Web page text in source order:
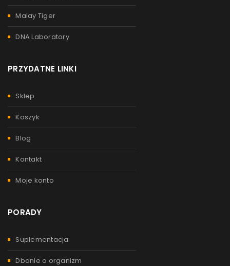
Malay Tiger
DNA Laboratory
PRZYDATNE LINKI
Sklep
Koszyk
Blog
Kontakt
Moje konto
PORADY
Suplementacja
Dbanie o organizm